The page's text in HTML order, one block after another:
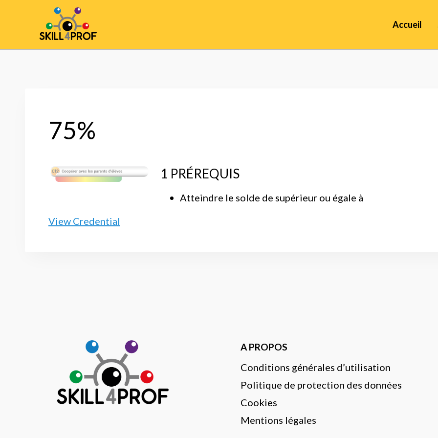
Accueil
75%
1 PRÉREQUIS
Atteindre le solde de supérieur ou égale à
View Credential
A PROPOS
Conditions générales d’utilisation
Politique de protection des données
Cookies
Mentions légales